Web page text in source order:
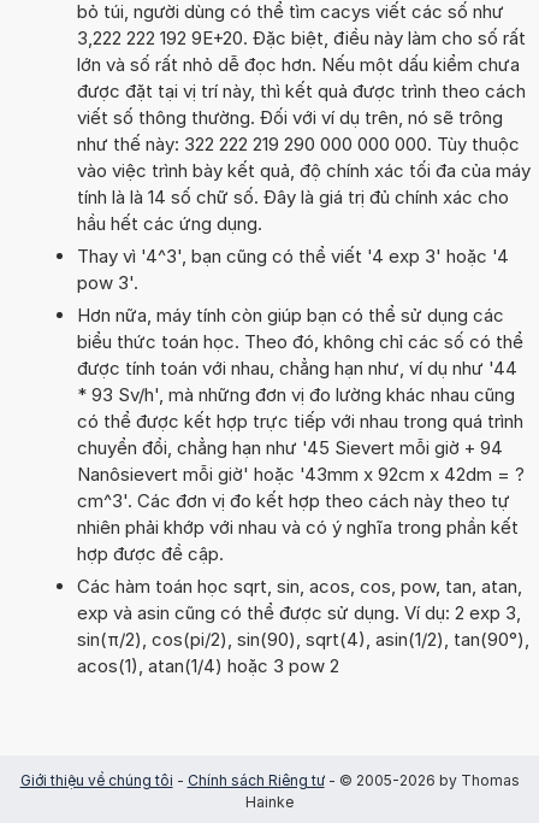
bỏ túi, người dùng có thể tìm cacys viết các số như
3,222 222 192 9E+20. Đặc biệt, điều này làm cho số rất
lớn và số rất nhỏ dễ đọc hơn. Nếu một dấu kiểm chưa
được đặt tại vị trí này, thì kết quả được trình theo cách
viết số thông thường. Đối với ví dụ trên, nó sẽ trông
như thế này: 322 222 219 290 000 000 000. Tùy thuộc
vào việc trình bày kết quả, độ chính xác tối đa của máy
tính là là 14 số chữ số. Đây là giá trị đủ chính xác cho
hầu hết các ứng dụng.
Thay vì '4^3', bạn cũng có thể viết '4 exp 3' hoặc '4
pow 3'.
Hơn nữa, máy tính còn giúp bạn có thể sử dụng các
biểu thức toán học. Theo đó, không chỉ các số có thể
được tính toán với nhau, chẳng hạn như, ví dụ như '44
* 93 Sv/h', mà những đơn vị đo lường khác nhau cũng
có thể được kết hợp trực tiếp với nhau trong quá trình
chuyển đổi, chẳng hạn như '45 Sievert mỗi giờ + 94
Nanôsievert mỗi giờ' hoặc '43mm x 92cm x 42dm = ?
cm^3'. Các đơn vị đo kết hợp theo cách này theo tự
nhiên phải khớp với nhau và có ý nghĩa trong phần kết
hợp được đề cập.
Các hàm toán học sqrt, sin, acos, cos, pow, tan, atan,
exp và asin cũng có thể được sử dụng. Ví dụ: 2 exp 3,
sin(π/2), cos(pi/2), sin(90), sqrt(4), asin(1/2), tan(90°),
acos(1), atan(1/4) hoặc 3 pow 2
Giới thiệu về chúng tôi - Chính sách Riêng tư- © 2005-2026 by Thomas
Hainke